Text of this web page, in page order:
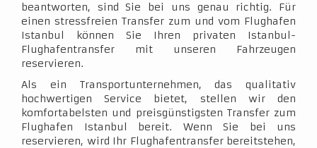
beantworten, sind Sie bei uns genau richtig. Für
einen stressfreien Transfer zum und vom Flughafen
Istanbul können Sie Ihren privaten Istanbul-
Flughafentransfer mit unseren Fahrzeugen
reservieren.
Als ein Transportunternehmen, das qualitativ
hochwertigen Service bietet, stellen wir den
komfortabelsten und preisgünstigsten Transfer zum
Flughafen Istanbul bereit. Wenn Sie bei uns
reservieren, wird Ihr Flughafentransfer bereitstehen,